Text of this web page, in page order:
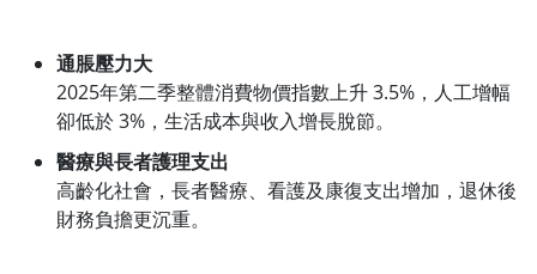
通脹壓力大
2025年第二季整體消費物價指數上升 3.5%，人工增幅
卻低於 3%，生活成本與收入增長脫節。
醫療與長者護理支出
高齡化社會，長者醫療、看護及康復支出增加，退休後
財務負擔更沉重。